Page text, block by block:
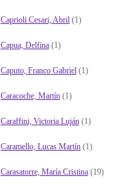
Caprioli Cesari, Abril(1)
Capua, Delfina(1)
Caputo, Franco Gabriel(1)
Caracoche, Martín(1)
Caraffini, Victoria Luján(1)
Caramello, Lucas Martín(1)
Carasatorre, María Cristina(19)